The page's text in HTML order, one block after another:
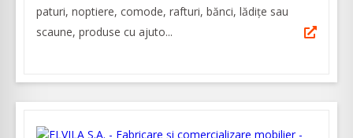
paturi, noptiere, comode, rafturi, bănci, lădițe sau
scaune, produse cu ajuto...